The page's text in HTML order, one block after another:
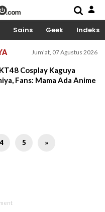
Sains Geek Indeks
Jum'at, 07 Agustus 2026
Cosplay Kaguya
Fans: Mama Ada Anime
4 5 »